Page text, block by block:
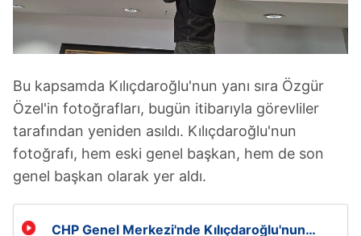
Bu kapsamda Kılıçdaroğlu'nun yanı sıra Özgür
Özel'in fotoğrafları, bugün itibarıyla görevliler
tarafından yeniden asıldı. Kılıçdaroğlu'nun
fotoğrafı, hem eski genel başkan, hem de son
genel başkan olarak yer aldı.
CHP Genel Merkezi'nde Kılıçdaroğlu'nun